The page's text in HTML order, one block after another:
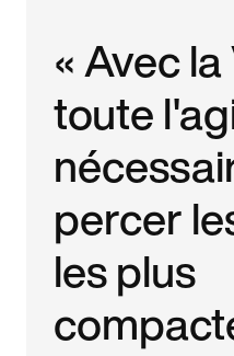
« Avec
toute
percer
les plus